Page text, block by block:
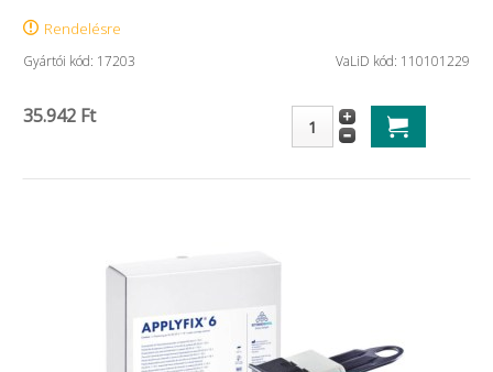
Rendelésre
Gyártói kód: 17203 VaLiD kód: 110101229
35.942 Ft